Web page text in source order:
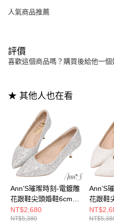
人氣商品推薦
評價
喜歡這個商品嗎？購買後給他一個
★ 其他人也在看
Ann’S璀璨時刻-電鍍雕
花跟鞋尖頭婚鞋6cm-
銀
NT$2,680
NT$5,380
Ann’S
花跟鞋
白